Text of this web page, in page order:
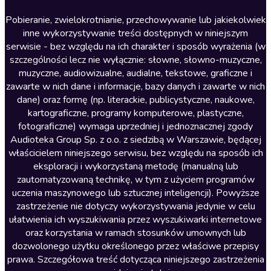
Literatura anglojęzyczna
Literatura faktu
Literatura obyczajowa
Literatura piękna obca
Literatura piękna polska
Nagrania relaksacyjne
Nauka języków
Nauki humanistyczne
Podcasty i audycje
Polityka
Prasa
Religia
Romans
Pobieranie, zwielokrotnianie, przechowywanie lub jakiekolwiek
inne wykorzystywanie treści dostępnych w niniejszym
serwisie - bez względu na ich charakter i sposób wyrażenia (w
szczególności lecz nie wyłącznie: słowne, słowno-muzyczne,
muzyczne, audiowizualne, audialne, tekstowe, graficzne i
zawarte w nich dane i informacje, bazy danych i zawarte w nich
dane) oraz formę (np. literackie, publicystyczne, naukowe,
kartograficzne, programy komputerowe, plastyczne,
fotograficzne) wymaga uprzedniej i jednoznacznej zgody
Audioteka Group Sp. z o.o. z siedzibą w Warszawie, będącej
właścicielem niniejszego serwisu, bez względu na sposób ich
eksploracji i wykorzystaną metodę (manualną lub
zautomatyzowaną technikę, w tym z użyciem programów
uczenia maszynowego lub sztucznej inteligencji). Powyższe
zastrzeżenie nie dotyczy wykorzystywania jedynie w celu
ułatwienia ich wyszukiwania przez wyszukiwarki internetowe
oraz korzystania w ramach stosunków umownych lub
dozwolonego użytku określonego przez właściwe przepisy
prawa. Szczegółowa treść dotycząca niniejszego zastrzeżenia